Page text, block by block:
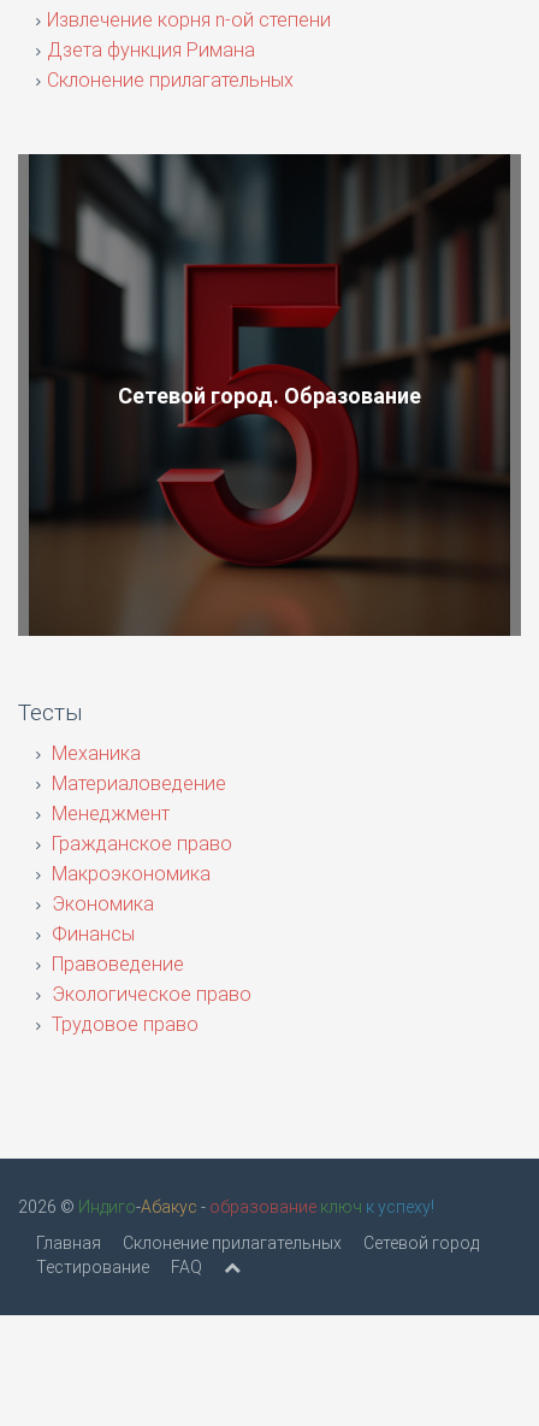
Извлечение корня n-ой степени
Дзета функция Римана
Склонение прилагательных
Сетевой город. Образование
Тесты
Механика
Материаловедение
Менеджмент
Гражданское право
Макроэкономика
Экономика
Финансы
Правоведение
Экологическое право
Трудовое право
2026 © Индиго-Абакус - образование ключ к успеху!
Главная
Склонение прилагательных
Сетевой город
Тестирование
FAQ